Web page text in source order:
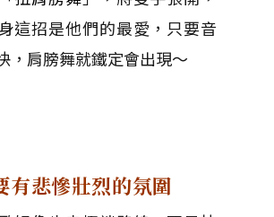
這招是他們的最愛，只要音
，肩膀舞就鐵定會出現～
有悲慘壯烈的氛圍